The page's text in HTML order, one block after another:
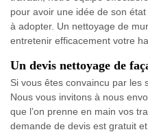
pour avoir une idée de son
à adopter. Un nettoyage de
entretenir efficacement votre
Un devis nettoyage de
Si vous êtes convaincu par les
Nous vous invitons à nous
que l’on prenne en main vos
demande de devis est gratuit